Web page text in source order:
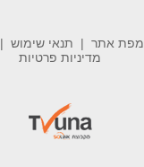
מפת אתר תנאי שימוש
מדיניות פרטיות